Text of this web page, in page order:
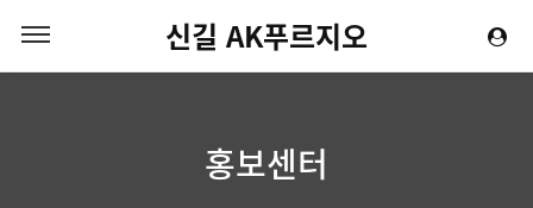
신길 AK푸르지오
홍보센터